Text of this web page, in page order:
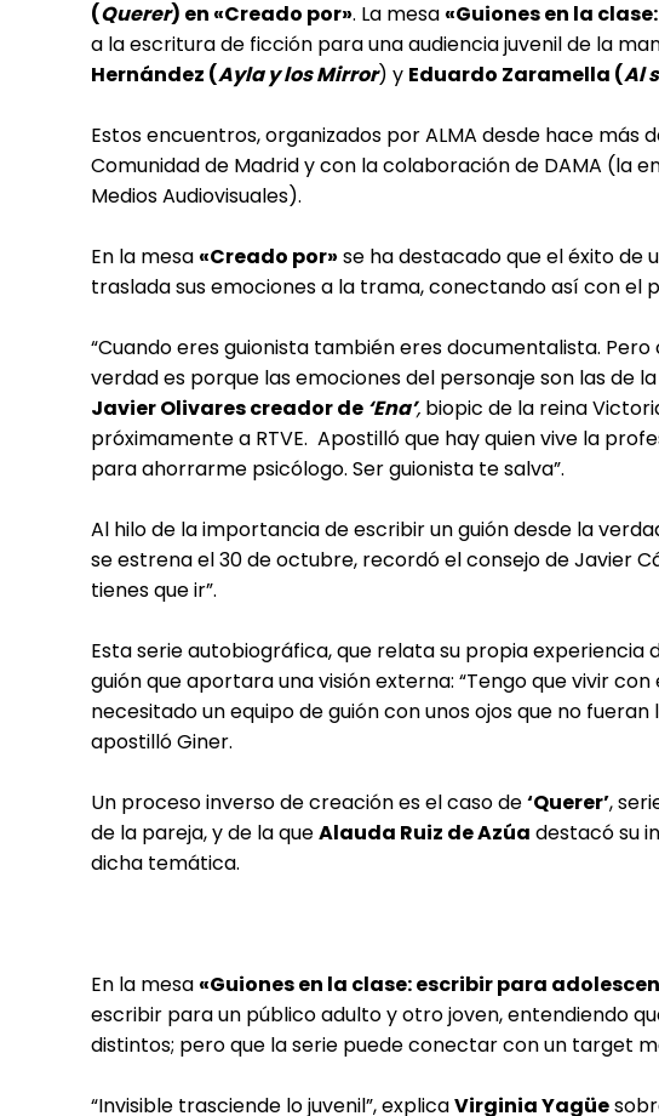
(Querer) en «Creado por». La mesa «Guiones en la
a la escritura de ficción para una audiencia juvenil de la
Hernández (Ayla y los Mirror) y Eduardo Zaramella (Al
Estos encuentros, organizados por ALMA desde hace más
Comunidad de Madrid y con la colaboración de DAMA (la
Medios Audiovisuales).
En la mesa «Creado por» se ha destacado que el éxito de
traslada sus emociones a la trama, conectando así con el
“Cuando eres guionista también eres documentalista.
verdad es porque las emociones del personaje son las de
Javier Olivares creador de ‘Ena’, biopic de la reina
próximamente a RTVE. Apostilló que hay quien vive la
para ahorrarme psicólogo. Ser guionista te salva”.
Al hilo de la importancia de escribir un guión desde la
se estrena el 30 de octubre, recordó el consejo de Javier
tienes que ir”.
Esta serie autobiográfica, que relata su propia experiencia
guión que aportara una visión externa: “Tengo que vivir
necesitado un equipo de guión con unos ojos que no
apostilló Giner.
Un proceso inverso de creación es el caso de‘Querer’,
de la pareja, y de la queAlauda Ruiz de Azúa destacó su
dicha temática.
En la mesa «Guiones en la clase: escribir para
escribir para un público adulto y otro joven, entendiendo
distintos; pero que la serie puede conectar con un target
“Invisible trasciende lo juvenil”, explicaVirginia Yagüe